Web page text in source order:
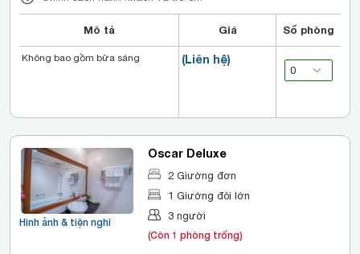
Mô tả Giá Số phòng
(Liên hệ)
Không bao gồm bữa sáng
Hình ảnh & tiện nghi
Oscar Deluxe
2 Giường đơn
1 Giường đôi lớn
3 người
(Còn 1 phòng trống)